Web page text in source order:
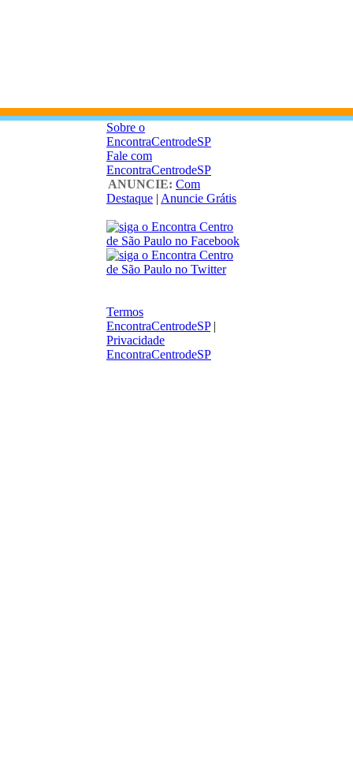
Sobre o
EncontraCentrodeSP
Fale com
EncontraCentrodeSP
ANUNCIE: Com
Destaque | Anuncie Grátis
Termos
EncontraCentrodeSP|
Privacidade
EncontraCentrodeSP